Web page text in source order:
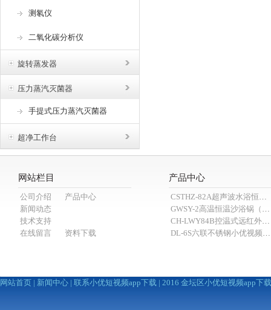
测氡仪
二氧化碳分析仪
旋转蒸发器
压力蒸汽灭菌器
手提式压力蒸汽灭菌器
超净工作台
网站栏目
公司介绍
产品中心
新闻动态
技术支持
在线留言
资料下载
产品中心
CSTHZ-82A超声波水浴恒温小优视频老版本
GWSY-2高温恒温沙浴锅（600℃）
CH-LWY84B控温式远红外消煮炉
DL-6S六联不锈钢小优视频APP官网下载为爱而生（抽滤装置）
网站首页 | 新闻中心 | 联系小优短视频app下载 | 2016 金坛区小优短视频app下